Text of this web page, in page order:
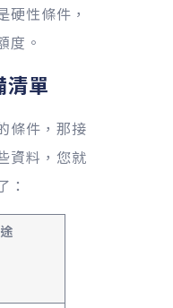
硬性條件，
度。
清單
條件，那接
資料，您就
：